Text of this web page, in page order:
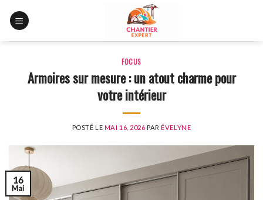
FOCUS
Armoires sur mesure : un atout charme pour
votre intérieur
POSTÉ LE MAI 16, 2026 PARÉVELYNE
16
Mai